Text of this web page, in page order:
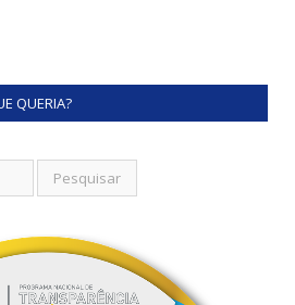
QUERIA?